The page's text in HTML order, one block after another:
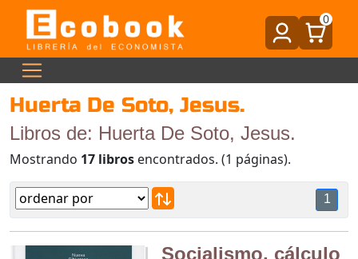
0
Huerta De Soto, Jesus.
Libros de: Huerta De Soto, Jesus.
Mostrando 17 libros encontrados. (1 páginas).
1
Socialismo, cálculo